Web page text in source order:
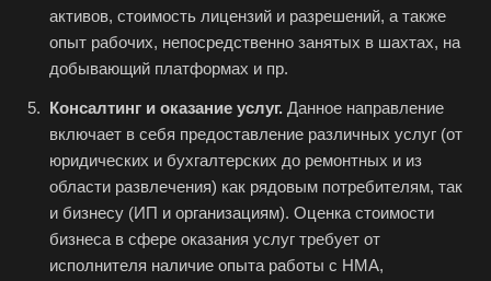
активов, стоимость лицензий и разрешений, а также
опыт рабочих, непосредственно занятых в шахтах, на
добывающий платформах и пр.
Консалтинг и оказание услуг. Данное направление
включает в себя предоставление различных услуг (от
юридических и бухгалтерских до ремонтных и из
области развлечения) как рядовым потребителям, так
и бизнесу (ИП и организациям). Оценка стоимости
бизнеса в сфере оказания услуг требует от
исполнителя наличие опыта работы с НМА,
Батайск
Бахчисарай
Белебей
Белово
Белогорск
Белорецк